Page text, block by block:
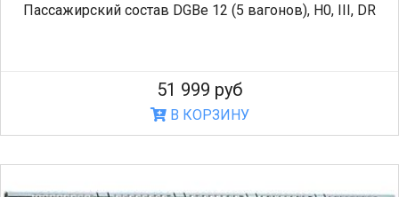
Пассажирский состав DGBe 12 (5 вагонов), H0, III, DR
51 999 руб
В КОРЗИНУ